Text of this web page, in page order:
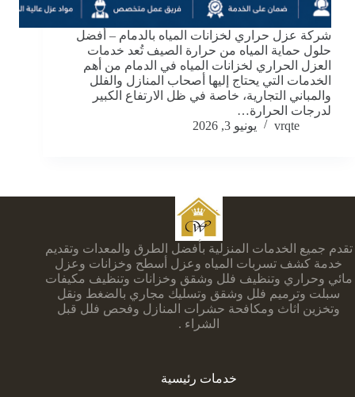
شركة عزل حراري لخزانات المياه بالدمام – أفضل
حلول حماية المياه من حرارة الصيف تُعد خدمات
العزل الحراري لخزانات المياه في الدمام من أهم
الخدمات التي يحتاج إليها أصحاب المنازل والفلل
والمباني التجارية، خاصة في ظل الارتفاع الكبير
لدرجات الحرارة…
vrqte
يونيو 3, 2026
تقدم جميع الخدمات المنزلية بأفضل الطرق والمعدات وتقديم
خدمة كشف تسربات المياه وعزل أسطح وخزانات وعزل
مائي وحراري وتنظيف فلل وشقق وخزانات وتنظيف مكيفات
سبلت وترميم فلل وشقق وتسليك مجاري بالضغط ونقل
وتخزين اثاث ومكافحة حشرات المنازل وفحص فلل قبل
الشراء .
خدمات رئيسية